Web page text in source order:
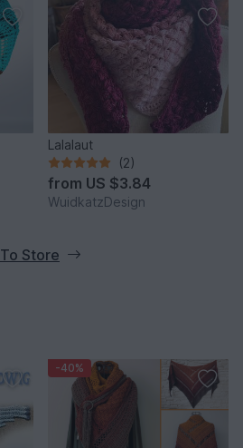
Lalalaut
(2)
from US $3.84
WuidkatzDesign
To Store
-40%